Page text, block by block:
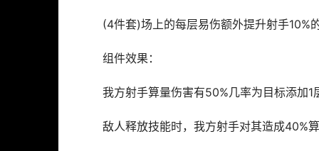
(4件套)场上的每层易伤额外提升射手10%
组件效果：
我方射手算量伤害有50%几率为目标添加1
敌人释放技能时，我方射手对其造成40%